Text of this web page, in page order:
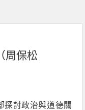
周保松
探討政治與道德關